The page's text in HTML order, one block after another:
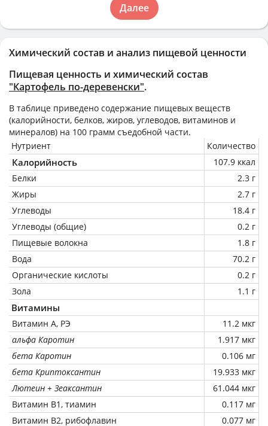
Химический состав и анализ пищевой ценности
Пищевая ценность и химический состав
"Картофель по-деревенски".
В таблице приведено содержание пищевых веществ
(калорийности, белков, жиров, углеводов, витаминов и
минералов) на 100 грамм съедобной части.
Нутриент
Количество
Калорийность
107.9 ккал
Белки
2.3 г
Жиры
2.7 г
Углеводы
18.4 г
Углеводы (общие)
0.2 г
Пищевые волокна
1.8 г
Вода
70.2 г
Органические кислоты
0.2 г
Зола
1.1 г
Витамины
Витамин А, РЭ
11.2 мкг
альфа Каротин
1.917 мкг
бета Каротин
0.106 мг
бета Криптоксантин
19.933 мкг
Лютеин + Зеаксантин
61.044 мкг
Витамин В1, тиамин
0.117 мг
Витамин В2, рибофлавин
0.077 мг
Далее